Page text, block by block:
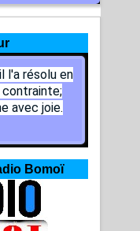
l'a résolu en
contrainte;
avec joie.
Bomoï